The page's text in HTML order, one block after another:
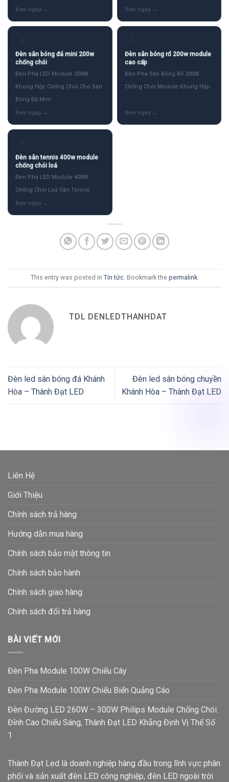
✓
Đèn sân bóng đá mini 200w
chống chói
Đèn Pha LED Module 200W
Khung Hộp Chống Chói Cho Sân
Bóng Đá Mini
✓
Đèn sân bóng rổ 200w module
cao cấp
Đèn Pha Sân Bóng Rổ 200W
Chống Chói Module Khung Hộp
✓
Đèn sân tennis 400w module
chống chói loá
Đèn Pha LED Module 400W
Chống Chói Loá Sân Tennis
This entry was posted in Tin tức. Bookmark the permalink.
TDL DENLEDTHANHDAT
Đèn led sân bóng đá Khánh
Hòa – Thành Đạt LED
Đèn led sân bóng chuyền
Khánh Hòa – Thành Đạt LED
Liên Hệ
Giới Thiệu
Chính sách trả hàng
Hướng dẫn mua hàng
Chính sách bảo mật thông tin
Chính sách bảo hành
Chính sách giao hàng
Chính sách đổi trả hàng
BÀI VIẾT MỚI
Đèn Pha Module 100W Chiếu Cây
Đèn Pha Module 100W Chiếu Biển Quảng Cáo
Đèn Đường LED 260W – 300W Philips Module Chống Chói:
Đỉnh Cao Chiếu Sáng, Thành Đạt LED Khẳng Định Vị Thế Số
1
Thành Đạt Led là doanh nghiệp hàng đầu trong lĩnh vực phân
phối và sản xuất đèn LED công nghiệp, đèn LED ngoài trời